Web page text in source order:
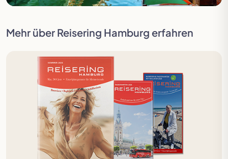
Mehr über Reisering Hamburg erfahren